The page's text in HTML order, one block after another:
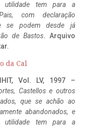
utilidade tem para a
com declaração
se podem desde já
de Bastos. Arquivo
da Cal
Vol. LV, 1997 –
Castellos e outros
que se achão ao
abandonados, e
utilidade tem para a